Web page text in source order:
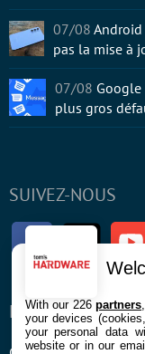
SUIVEZ-NOUS
FacebookTwitter
ENTREPRISE
07/08 Android
pas la mise à
07/08 Google
plus gros
With our 226partners
your devices
your personal data
website or in our